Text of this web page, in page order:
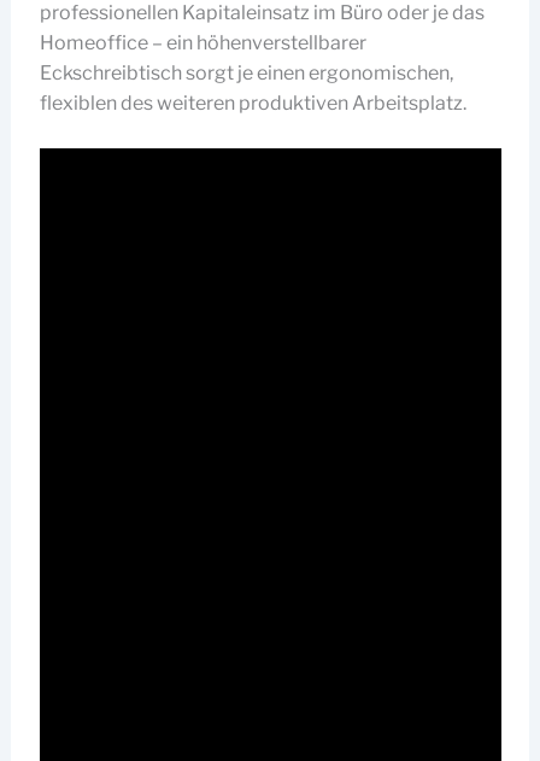
professionellen Kapitaleinsatz im Büro oder je das
Homeoffice – ein höhenverstellbarer
Eckschreibtisch sorgt je einen ergonomischen,
flexiblen des weiteren produktiven Arbeitsplatz.